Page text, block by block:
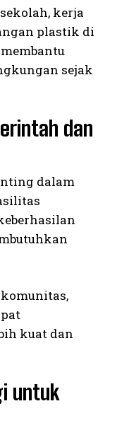
kerja
plastik di
sejak
dan
dalam
kuat dan
untuk